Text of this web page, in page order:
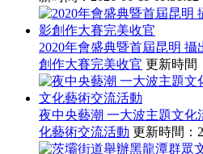
2020年會盛典暨首屆昆明
創作大賽完美收官 更新時間
夜中央藝潮 一大波主題文化
化藝術交流活動 更新時間：